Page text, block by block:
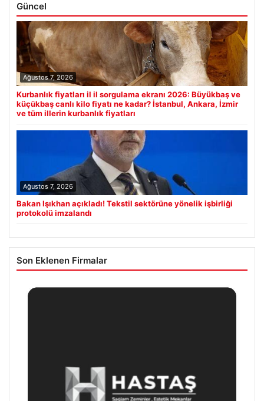
Güncel
Ağustos 7, 2026
Kurbanlık fiyatları il il sorgulama ekranı 2026: Büyükbaş ve
küçükbaş canlı kilo fiyatı ne kadar? İstanbul, Ankara, İzmir
ve tüm illerin kurbanlık fiyatları
Ağustos 7, 2026
Bakan Işıkhan açıkladı! Tekstil sektörüne yönelik işbirliği
protokolü imzalandı
Son Eklenen Firmalar